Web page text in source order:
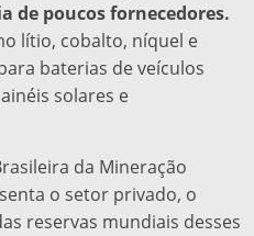
de poucos fornecedores.
lítio, cobalto, níquel e
baterias de veículos
solares e
da Mineração
o setor privado, o
reservas mundiais desses